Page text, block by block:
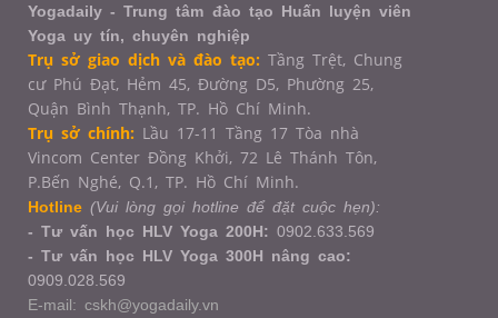
Yogadaily - Trung tâm đào tạo Huấn luyện viên
Yoga uy tín, chuyên nghiệp
Trụ sở giao dịch và đào tạo: Tầng Trệt, Chung
cư Phú Đạt, Hẻm 45, Đường D5, Phường 25,
Quận Bình Thạnh, TP. Hồ Chí Minh.
Trụ sở chính: Lầu 17-11 Tầng 17 Tòa nhà
Vincom Center Đồng Khởi, 72 Lê Thánh Tôn,
P.Bến Nghé, Q.1, TP. Hồ Chí Minh.
Hotline (Vui lòng gọi hotline để đặt cuộc hẹn):
- Tư vấn học HLV Yoga 200H: 0902.633.569
- Tư vấn học HLV Yoga 300H nâng cao:
0909.028.569
E-mail: cskh@yogadaily.vn